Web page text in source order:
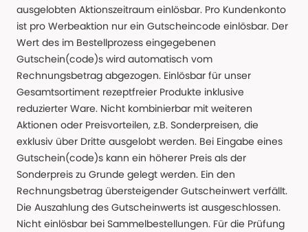
ausgelobten Aktionszeitraum einlösbar. Pro Kundenkonto
ist pro Werbeaktion nur ein Gutscheincode einlösbar. Der
Wert des im Bestellprozess eingegebenen
Gutschein(code)s wird automatisch vom
Rechnungsbetrag abgezogen. Einlösbar für unser
Gesamtsortiment rezeptfreier Produkte inklusive
reduzierter Ware. Nicht kombinierbar mit weiteren
Aktionen oder Preisvorteilen, z.B. Sonderpreisen, die
exklusiv über Dritte ausgelobt werden. Bei Eingabe eines
Gutschein(code)s kann ein höherer Preis als der
Sonderpreis zu Grunde gelegt werden. Ein den
Rechnungsbetrag übersteigender Gutscheinwert verfällt.
Die Auszahlung des Gutscheinwerts ist ausgeschlossen.
Nicht einlösbar bei Sammelbestellungen. Für die Prüfung